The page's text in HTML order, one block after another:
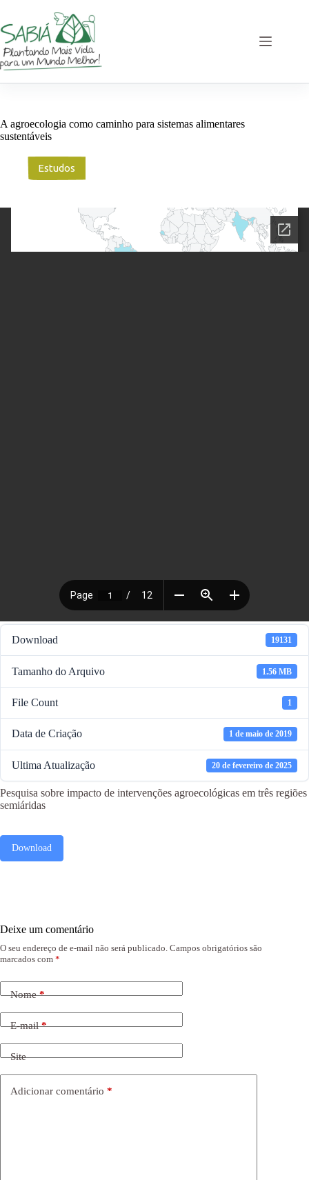
o
conteúdo
A agroecologia como caminho para sistemas alimentares
sustentáveis
Estudos
Download 19131
Tamanho do Arquivo 1.56 MB
File Count 1
Data de Criação 1 de maio de 2019
Ultima Atualização 20 de fevereiro de 2025
Pesquisa sobre impacto de intervenções agroecológicas em três regiões
semiáridas
Download
Deixe um comentário
O seu endereço de e-mail não será publicado. Campos obrigatórios são
marcados com *
Nome*
E-mail*
Site
Adicionar comentário *